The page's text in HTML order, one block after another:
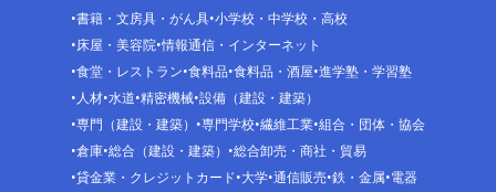
書籍・文房具・がん具 小学校・中学校・高校
床屋・美容院 情報通信・インターネット
食堂・レストラン 食料品 食料品・酒屋 進学塾・学習塾
人材 水道 精密機械 設備（建設・建築）
専門（建設・建築）
専門学校 繊維工業 組合・団体・協会
倉庫 総合（建設・建築）
総合卸売・商社・貿易
貸金業・クレジットカード 大学 通信販売 鉄・金属 電器